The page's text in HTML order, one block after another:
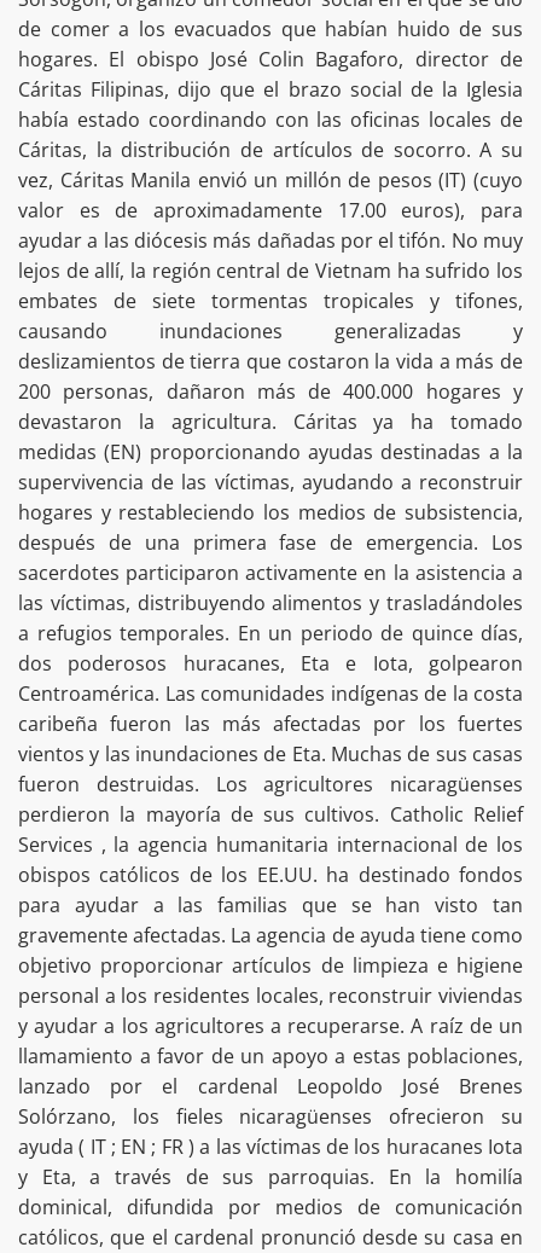
de comer a los evacuados que habían huido de sus
hogares. El obispo José Colin Bagaforo, director de
Cáritas Filipinas, dijo que el brazo social de la Iglesia
había estado coordinando con las oficinas locales de
Cáritas, la distribución de artículos de socorro. A su
vez, Cáritas Manila envió un millón de pesos (IT) (cuyo
valor es de aproximadamente 17.00 euros), para
ayudar a las diócesis más dañadas por el tifón. No muy
lejos de allí, la región central de Vietnam ha sufrido los
embates de siete tormentas tropicales y tifones,
causando inundaciones generalizadas y
deslizamientos de tierra que costaron la vida a más de
200 personas, dañaron más de 400.000 hogares y
devastaron la agricultura. Cáritas ya ha tomado
medidas (EN) proporcionando ayudas destinadas a la
supervivencia de las víctimas, ayudando a reconstruir
hogares y restableciendo los medios de subsistencia,
después de una primera fase de emergencia. Los
sacerdotes participaron activamente en la asistencia a
las víctimas, distribuyendo alimentos y trasladándoles
a refugios temporales. En un periodo de quince días,
dos poderosos huracanes, Eta e Iota, golpearon
Centroamérica. Las comunidades indígenas de la costa
caribeña fueron las más afectadas por los fuertes
vientos y las inundaciones de Eta. Muchas de sus casas
fueron destruidas. Los agricultores nicaragüenses
perdieron la mayoría de sus cultivos. Catholic Relief
Services , la agencia humanitaria internacional de los
obispos católicos de los EE.UU. ha destinado fondos
para ayudar a las familias que se han visto tan
gravemente afectadas. La agencia de ayuda tiene como
objetivo proporcionar artículos de limpieza e higiene
personal a los residentes locales, reconstruir viviendas
y ayudar a los agricultores a recuperarse. A raíz de un
llamamiento a favor de un apoyo a estas poblaciones,
lanzado por el cardenal Leopoldo José Brenes
Solórzano, los fieles nicaragüenses ofrecieron su
ayuda ( IT ; EN ; FR ) a las víctimas de los huracanes Iota
y Eta, a través de sus parroquias. En la homilía
dominical, difundida por medios de comunicación
católicos, que el cardenal pronunció desde su casa en